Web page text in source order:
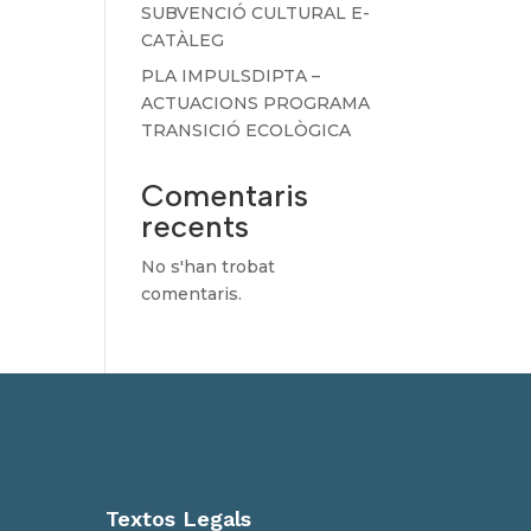
SUBVENCIÓ CULTURAL E-
CATÀLEG
PLA IMPULSDIPTA –
ACTUACIONS PROGRAMA
TRANSICIÓ ECOLÒGICA
Comentaris
recents
No s'han trobat
comentaris.
Textos Legals